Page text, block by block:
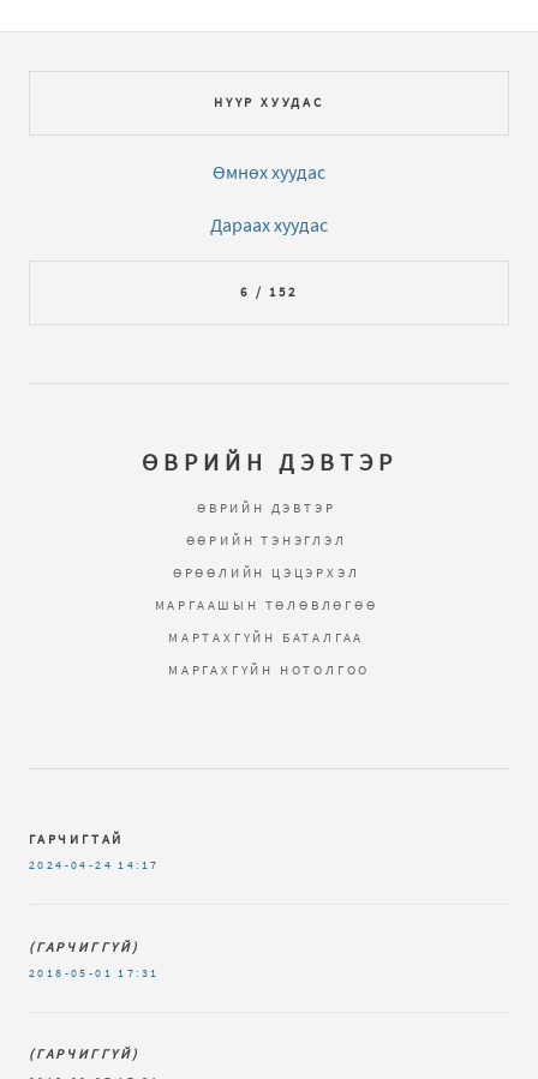
НҮҮР ХУУДАС
Өмнөх хуудас
Дараах хуудас
6 / 152
ӨВРИЙН ДЭВТЭР
ӨВРИЙН ДЭВТЭР
ӨӨРИЙН ТЭНЭГЛЭЛ
ӨРӨӨЛИЙН ЦЭЦЭРХЭЛ
МАРГААШЫН ТӨЛӨВЛӨГӨӨ
МАРТАХГҮЙН БАТАЛГАА
МАРГАХГҮЙН НОТОЛГОО
ГАРЧИГТАЙ
2024-04-24 14:17
(ГАРЧИГГҮЙ)
2018-05-01 17:31
(ГАРЧИГГҮЙ)